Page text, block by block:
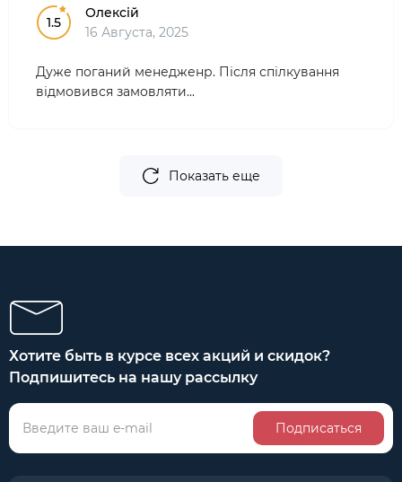
1.5
Олексій
16 Августа, 2025
Дуже поганий менедженр. Після спілкування
відмовився замовляти...
Показать еще
Хотите быть в курсе всех акций и скидок?
Подпишитесь на нашу рассылку
Подписаться